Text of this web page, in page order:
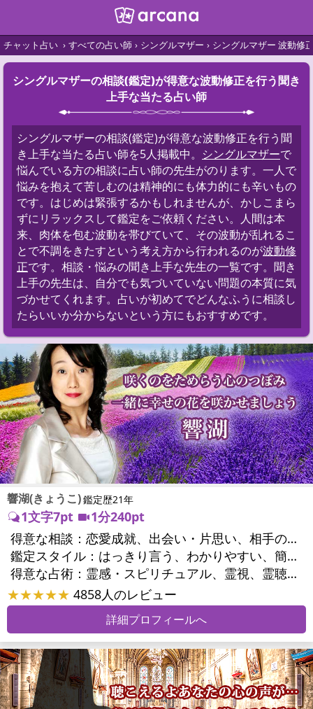
チャット占い すべての占い師 シングルマザー シングルマザー 波動修
シングルマザーの相談(鑑定)が得意な波動修正を行う聞き
上手な当たる占い師
シングルマザーの相談(鑑定)が得意な波動修正を行う聞
き上手な当たる占い師を5人掲載中。 シングルマザーで
悩んでいる方の相談に占い師の先生がのります。一人で
悩みを抱えて苦しむのは精神的にも体力的にも辛いもの
です。はじめは緊張するかもしれませんが、かしこまら
ずにリラックスして鑑定をご依頼ください。人間は本
来、肉体を包む波動を帯びていて、その波動が乱れるこ
とで不調をきたすという考え方から行われるのが波動修
正です。相談・悩みの聞き上手な先生の一覧です。聞き
上手の先生は、自分でも気づいていない問題の本質に気
づかせてくれます。占いが初めてでどんなふうに相談し
たらいいか分からないという方にもおすすめです。
響湖(きょうこ)鑑定歴21年
1文字7pt
1分240pt
得意な相談：
恋愛成就、出会い・片思い、相手の気持ち、相性、結婚、男心・女心、二人の今後、複雑な恋愛、三角関係、不倫、復縁、離婚、同性愛・LGBT、人間関係、職場の人間関係、対人関係、仕事運、適職、転職、進路、就職、人生全般、使命、経営相談、人事、開業、夢、目標、ビジネスチャンス、パワーハラスメント、セクシャルハラスメント、家族関係、夫婦関係、家庭問題、夫婦問題、親族問題、育児・子育て、シングルマザー、ドメスティックバイオレンス、相続関係、美容、精神問題、心の問題、うつ、トラウマ、ストレス、いじめ、人生相談、霊的問題、守護霊様、前世、夢診断、ペットの気持ち、ペットへのヒーリング、パワーストーン選択、引越し・転居、方位、開運指導、健康運、金運、ご近所問題、縁切り
鑑定スタイル：
はっきり言う、わかりやすい、簡潔、的確、納得感、情報量が多い、友達のように相談できる、聞き上手、じっくり聞いてくれる、深く濃厚、実力派
得意な占術：
霊感・スピリチュアル、霊視、霊聴、透視、過去視、前世・来世、波動修正、オーラ、エネルギー調整、チャクラ、ペットの気持ち、タロット、オラクルカード、算命学、風水、姓名判断、九星気学、四柱推命、数秘術、夢診断、人相(顔相)、ダウジング、ルーン、パワーストーン、水晶、ヒーリング、レイキ、カウンセリング、オリジナル占術
★★★★★ 4858人のレビュー
詳細プロフィールへ